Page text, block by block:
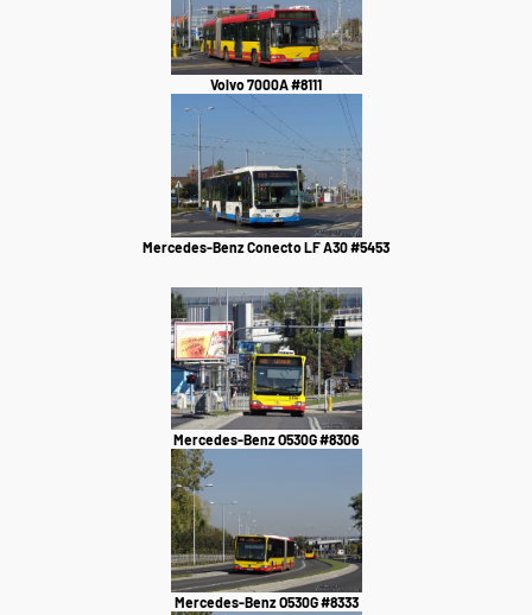
Volvo 7000A #8111
Mercedes-Benz Conecto LF A30 #5453
Mercedes-Benz O530G #8306
Mercedes-Benz O530G #8333